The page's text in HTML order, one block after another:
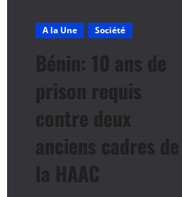
A la Une Société
Bénin: 10 ans de
prison requis
contre deux
anciens cadres de
la HAAC